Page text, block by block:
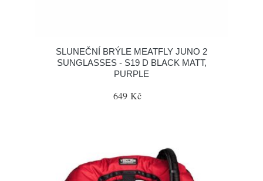
SLUNEČNÍ BRÝLE MEATFLY JUNO 2
SUNGLASSES - S19 D BLACK MATT,
PURPLE
649 Kč